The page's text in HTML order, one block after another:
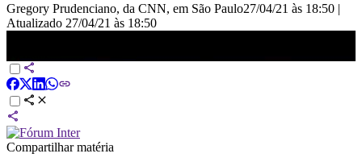
Gregory Prudenciano, da CNN, em São Paulo27/04/21 às 18:50 |
Atualizado 27/04/21 às 18:50
Compartilhar matéria